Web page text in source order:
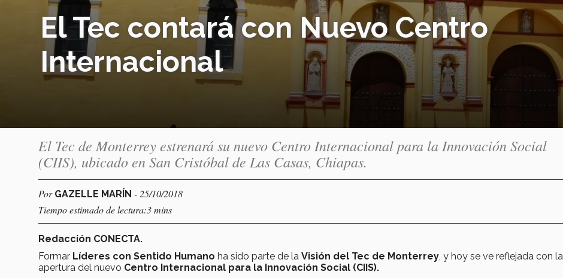
El Tec contará con Nuevo Centro
Internacional
El Tec de Monterrey estrenará su nuevo Centro Internacional para la Innovación Social
(CIIS), ubicado en San Cristóbal de Las Casas, Chiapas.
Por GAZELLE MARÍN - 25/10/2018
Tiempo estimado de lectura:3 mins
Redacción CONECTA.
Formar Líderes con Sentido Humano ha sido parte de la Visión del Tec de Monterrey , y hoy se ve reflejada con la
apertura del nuevo Centro Internacional para la Innovación Social (CIIS).